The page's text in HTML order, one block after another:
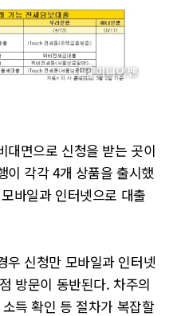
대면으로 신청을 받는 곳이
이 각각 4개 상품을 출시했
바일과 인터넷으로 대출
우 신청만 모바일과 인터넷
방문이 동반된다. 차주의
득 확인 등 절차가 복잡할